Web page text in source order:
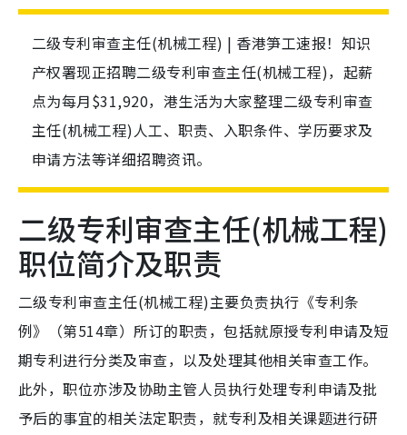
二级专利审查主任(机械工程) | 香港笋工速报！知识
产权署现正招聘二级专利审查主任(机械工程)，起薪
点为每月$31,920，港生活为大家整理二级专利审查
主任(机械工程)人工、职责、入职条件、学历要求及
申请方法等详细招聘资讯。
二级专利审查主任(机械工程)
职位简介及职责
二级专利审查主任(机械工程)主要负责执行《专利条
例》（第514章）所订的职责，包括就原授专利申请及短
期专利进行分类及审查，以及处理其他相关审查工作。
此外，职位亦涉及协助主管人员执行处理专利申请及批
予后的事宜的相关法定职责，就专利及相关课题进行研